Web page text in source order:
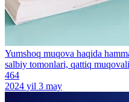
Yumshoq muqova haqida
salbiy tomonlari, qattiq
464
2024 yil 3 may